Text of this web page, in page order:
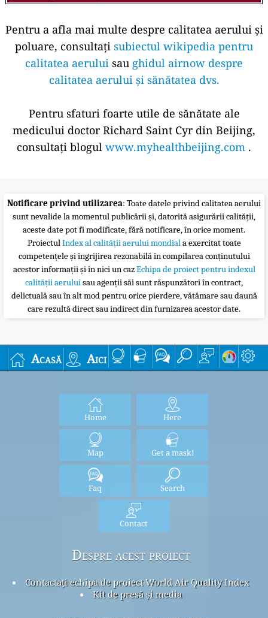
Pentru a afla mai multe despre calitatea aerului și
poluare, consultați subiectul wikipedia pentru
calitatea aerului sau ghidul airnow despre
calitatea aerului și sănătatea dvs.
Pentru sfaturi foarte utile de sănătate ale
medicului doctor Richard Saint Cyr din Beijing,
consultați blogul www.myhealthbeijing.com .
Notificare privind utilizarea: Toate datele privind calitatea aerului
sunt nevalide la momentul publicării și, datorită asigurării calității,
aceste date pot fi modificate, fără notificare, în orice moment.
ProiectulIndex al calității aerului mondiala exercitat toate
competențele și îngrijirea rezonabilă în compilarea conținutului
acestor informații și în nici un cazEchipa de proiect pentru indexul
calității aeruluisau agenții săi sunt răspunzători în contract,
delictuală sau în alt mod pentru orice pierdere, vătămare sau daună
care rezultă direct sau indirect din furnizarea acestor date.
Acasă Aici
Home Here
Map Get a mask!
Faq Search
Contact
Despre acest proiect
Contactați echipa de proiect World Air Quality Index
Kit de presă și media